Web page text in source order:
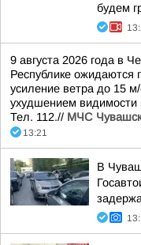
будем
9 августа 2026 года в
Республике ожидаются
усиление ветра до 15
ухудшением
Тел. 112.// МЧС
13:21
В